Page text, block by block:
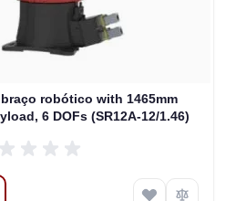
robótico with 1465mm
6 DOFs (SR12A-12/1.46)